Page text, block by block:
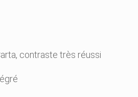
contraste très réussi